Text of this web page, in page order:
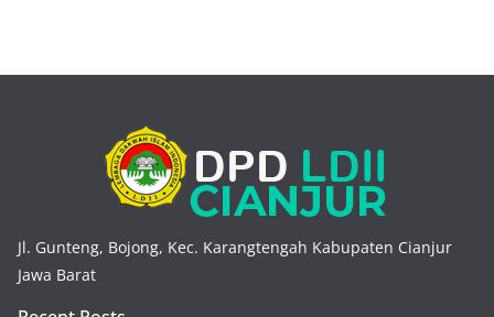
Jl. Gunteng, Bojong, Kec. Karangtengah Kabupaten Cianjur
Jawa Barat